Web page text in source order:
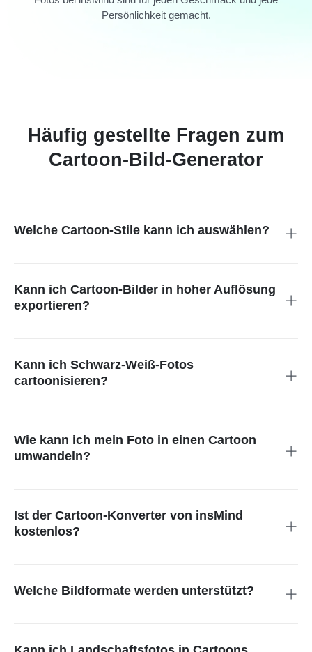
Persönlichkeit gemacht.
Häufig gestellte Fragen zum
Cartoon-Bild-Generator
Welche Cartoon-Stile kann ich auswählen?
Stil, Simpsons-Stil und viele mehr.
Kann ich Cartoon-Bilder in hoher Auflösung
exportieren?
Kann ich Schwarz-Weiß-Fotos
cartoonisieren?
Wie kann ich mein Foto in einen Cartoon
umwandeln?
Ist der Cartoon-Konverter von insMind
kostenlos?
versteckten Kosten oder Abos.
Welche Bildformate werden unterstützt?